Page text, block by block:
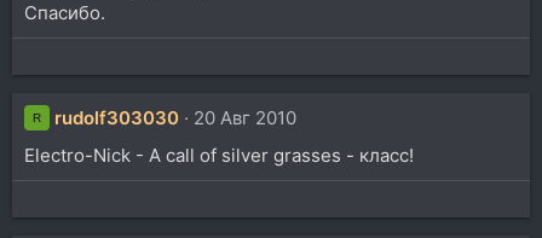
Спасибо.
R rudolf303030
20 Авг 2010
Electro-Nick - A call of silver grasses - класс!